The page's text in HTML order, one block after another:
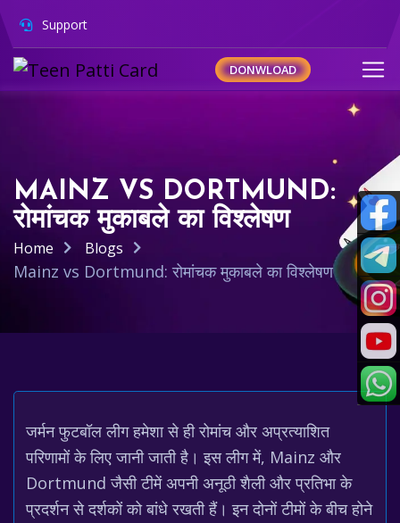
Support
DONWLOAD
MAINZ VS DORTMUND:
रोमांचक मुकाबले का विश्लेषण
Home Blogs
Mainz vs Dortmund: रोमांचक मुकाबले का विश्लेषण
जर्मन फुटबॉल लीग हमेशा से ही रोमांच और अप्रत्याशित
परिणामों के लिए जानी जाती है। इस लीग में, Mainz और
Dortmund जैसी टीमें अपनी अनूठी शैली और प्रतिभा के
प्रदर्शन से दर्शकों को बांधे रखती हैं। इन दोनों टीमों के बीच होने